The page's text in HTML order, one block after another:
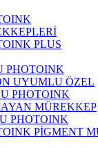
PLUS
PHOTOINK
UYUMLU ÖZEL
PHOTOINK
MÜREKKEP
PHOTOINK
PİGMENT